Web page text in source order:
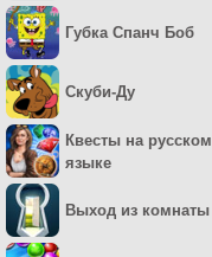
Губка Спанч Боб
Скуби-Ду
Квесты на русском
языке
Выход из комнаты